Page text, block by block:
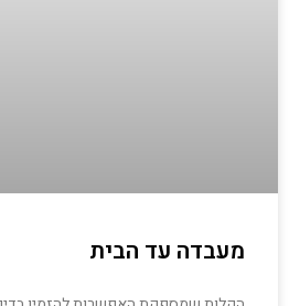
מעבדה עד הבית